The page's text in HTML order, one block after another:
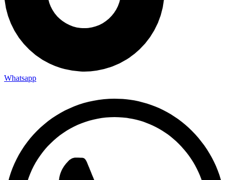
Whatsapp